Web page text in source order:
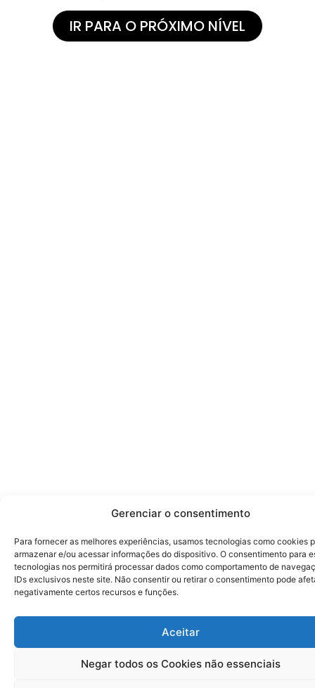
Gerenciar o consentimento
Para fornecer as melhores experiências, usamos tecnologias como cookies
armazenar e/ou acessar informações do dispositivo. O consentimento para
tecnologias nos permitirá processar dados como comportamento de
IDs exclusivos neste site. Não consentir ou retirar o consentimento pode
negativamente certos recursos e funções.
Aceitar
Negar todos os Cookies não essenciais
IR PARA O PRÓXIMO NÍVEL